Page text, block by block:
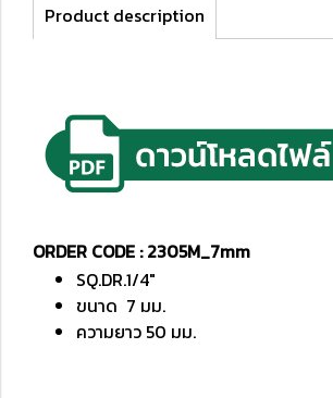
Product description
ORDER CODE : 2305M_7mm
SQ.DR.1/4"
ขนาด 7 มม.
ความยาว 50 มม.